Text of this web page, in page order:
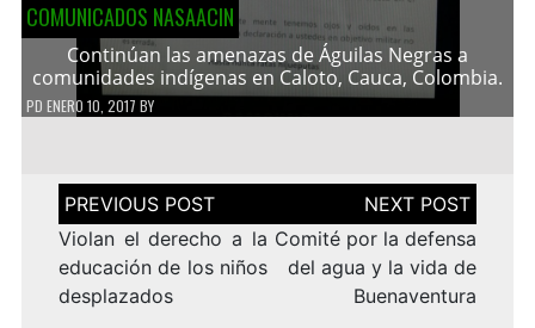
COMUNICADOS NASAACIN
Continúan las amenazas de Águilas Negras a
comunidades indígenas en Caloto, Cauca, Colombia.
PD ENERO 10, 2017 BY
Navegación
de
entradas
Violan el derecho a la
educación de los niños
desplazados
Comité por la defensa
del agua y la vida de
Buenaventura